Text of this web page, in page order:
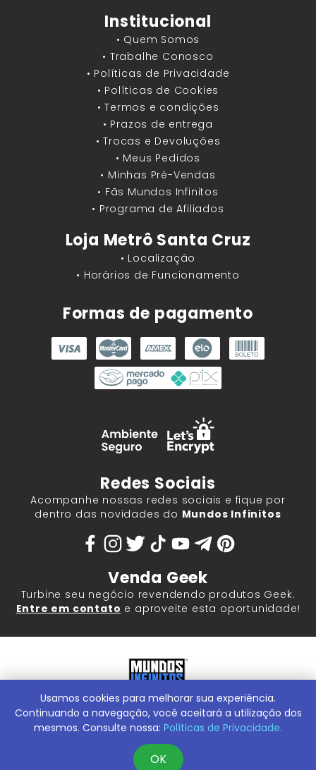
Institucional
• Quem Somos
• Trabalhe Conosco
• Políticas de Privacidade
• Políticas de Cookies
• Termos e condições
• Prazos de entrega
• Trocas e Devoluções
• Meus Pedidos
• Minhas Pré-Vendas
• Fãs Mundos Infinitos
• Programa de Afiliados
Loja Metrô Santa Cruz
• Localização
• Horários de Funcionamento
Formas de pagamento
Redes Sociais
Acompanhe nossas redes sociais e fique por
dentro das novidades do Mundos Infinitos
Venda Geek
Turbine seu negócio revendendo produtos Geek.
Entre em contato e aproveite esta oportunidade!
Mundos Infinitos - Publicações e Geek Store |ContentStuff
Publicações e Assinaturas Ltda. CNPJ - 05.859.917/0001-60.
Conheça nossa Loja Física:Rua Machado Bitencourt, 291 -
Usamos cookies para melhorar sua experiência.
Continuando a navegação, você aceitará a utilização dos
mesmos. Consulte nossa: Políticas de Privacidade.
OK